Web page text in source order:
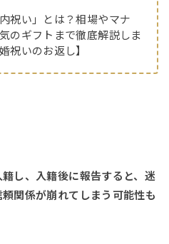
内祝い」とは？相場やマナ
のギフトまで徹底解説しま
祝いのお返し】
し、入籍後に報告すると、迷
関係が崩れてしまう可能性も